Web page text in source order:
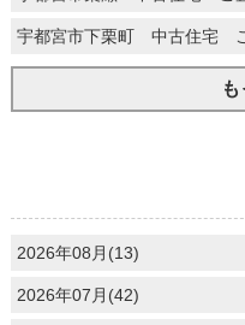
宇都宮市下栗町 中古住宅
2026年08月(13)
2026年07月(42)